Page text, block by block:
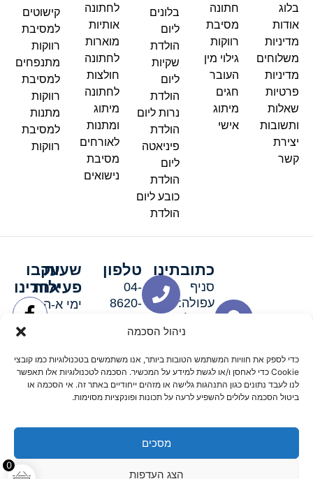
ניהול הסכמה
כדי לספק את חוויות המשתמש הטובות ביותר, אנו משתמשים בטכנולוגיות כמו קובצי
Cookie כדי לאחסן ו/או לגשת למידע על המכשיר. הסכמה לטכנולוגיות אלו תאפשר
לנו לעבד נתונים כגון התנהגות גלישה או מזהים ייחודיים באתר זה. אי הסכמה או
ביטול הסכמה עלולים להשפיע לרעה על תכונות ופונקציות מסוימות.
מסכים
הצג העדפות
0
בלוג
אודות
מדיניות
משלוחים
מדיניות
פרטיות
שאלות
ותשובות
יצירת
קשר
חתונה
מסיבת
רווקות
גילוי מין
העובר
חגים
מיתוג
אישי
בלונים
ליום
הולדת
שקיות
ליום
הולדת
נרות ליום
הולדת
פיניאטה
ליום
הולדת
כובע ליום
הולדת
לחתונה
אותיות
מוארות
לחתונה
חולצות
לחתונה
מיתוג
ומתנות
לאורחים
מסיבת
נישואים
קישוטים
למסיבת
רווקות
מתנפחים
למסיבת
רווקות
מתנות
למסיבת
רווקות
כתובתינו
סניף
עפולה:
סניף מגדל
האלה 19
טלפון
04-
8620-
שעות
פעילות
ימי א-ה:
ימי שישי
וערבי חג:
8:30-
15:00
עקבו
אחרינו